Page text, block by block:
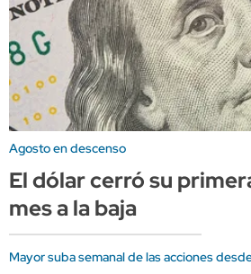
Agosto en descenso
El dólar cerró su
mes a la baja
Mayor suba semanal de las acciones